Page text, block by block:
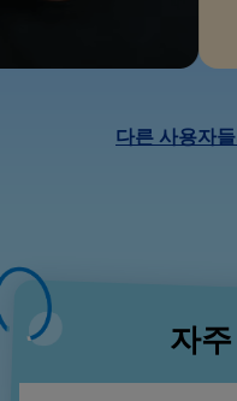
다른 사용자
자